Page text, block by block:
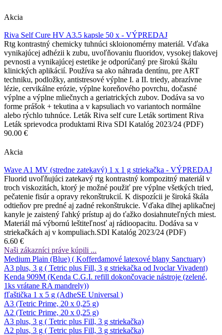
Akcia
Riva Self Cure HV A3.5 kapsle 50 x - VÝPREDAJ
Rtg kontrastný chemicky tuhnúci skloionomérny materiál. Vďaka
vynikajúcej adhézii k zubu, uvoľňovaniu fluoridov, vysokej tlakovej
pevnosti a vynikajúcej estetike je odporúčaný pre širokú škálu
klinických aplikácií. Používa sa ako náhrada dentínu, pre ART
techniku, podložky, antistresové výplne I. a II. triedy, abrazívne
lézie, cervikálne erózie, výplne koreňového povrchu, dočasné
výplne a výplne mliečnych a geriatrických zubov. Dodáva sa vo
forme prášok + tekutina a v kapsuliach vo variantoch normálne
alebo rýchlo tuhnúce. Leták Riva self cure Leták sortiment Riva
Leták sprievodca produktami Riva SDI Katalóg 2023/24 (PDF)
90.00 €
Akcia
Wave A1 MV (stredne zatekavý) 1 x 1 g striekačka - VÝPREDAJ
Fluorid uvoľňujúci zatekavý rtg kontrastný kompozitný materiál v
troch viskozitách, ktorý je možné použiť pre výplne všetkých tried,
pečatenie fisúr a opravy rekonštrukcií. K dispozícii je široká škála
odtieňov pre predné aj zadné rekonštrukcie. Vďaka dlhej aplikačnej
kanyle je zaistený ľahký prístup aj do ťažko dosiahnuteľných miest.
Materiál má výbornú leštiteľnosť aj rádioopacitu. Dodáva sa v
striekačkách aj v kompuliach.SDI Katalóg 2023/24 (PDF)
6.60 €
Naši zákazníci práve kúpili ...
Medium Plain (Blue) ( Kofferdamové latexové blany Sanctuary)
A3 plus, 3 g ( Tetric plus Fill, 3 g striekačka od Ivoclar Vivadent)
Kenda 909M (Kenda C.G.I. refill dokončovacie nástroje (zelené,
1ks vrátane RA mandrely))
fľaštička 1 x 5 g (AdheSE Universal )
A3 (Tetric Prime, 20 x 0,25 g)
A2 (Tetric Prime, 20 x 0,25 g)
A3 plus, 3 g ( Tetric plus Fill, 3 g striekačka)
A2 plus, 3 g ( Tetric plus Fill, 3 g striekačka)